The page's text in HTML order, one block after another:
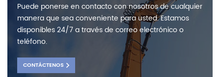
Puede ponerse en contacto con nosotros de cualquier
manera que sea conveniente para usted. Estamos
disponibles 24/7 a través de correo electrónico o
teléfono.
CONTÁCTENOS